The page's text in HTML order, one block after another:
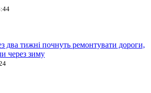
два тижні почнуть ремонтувати дороги,
через зиму